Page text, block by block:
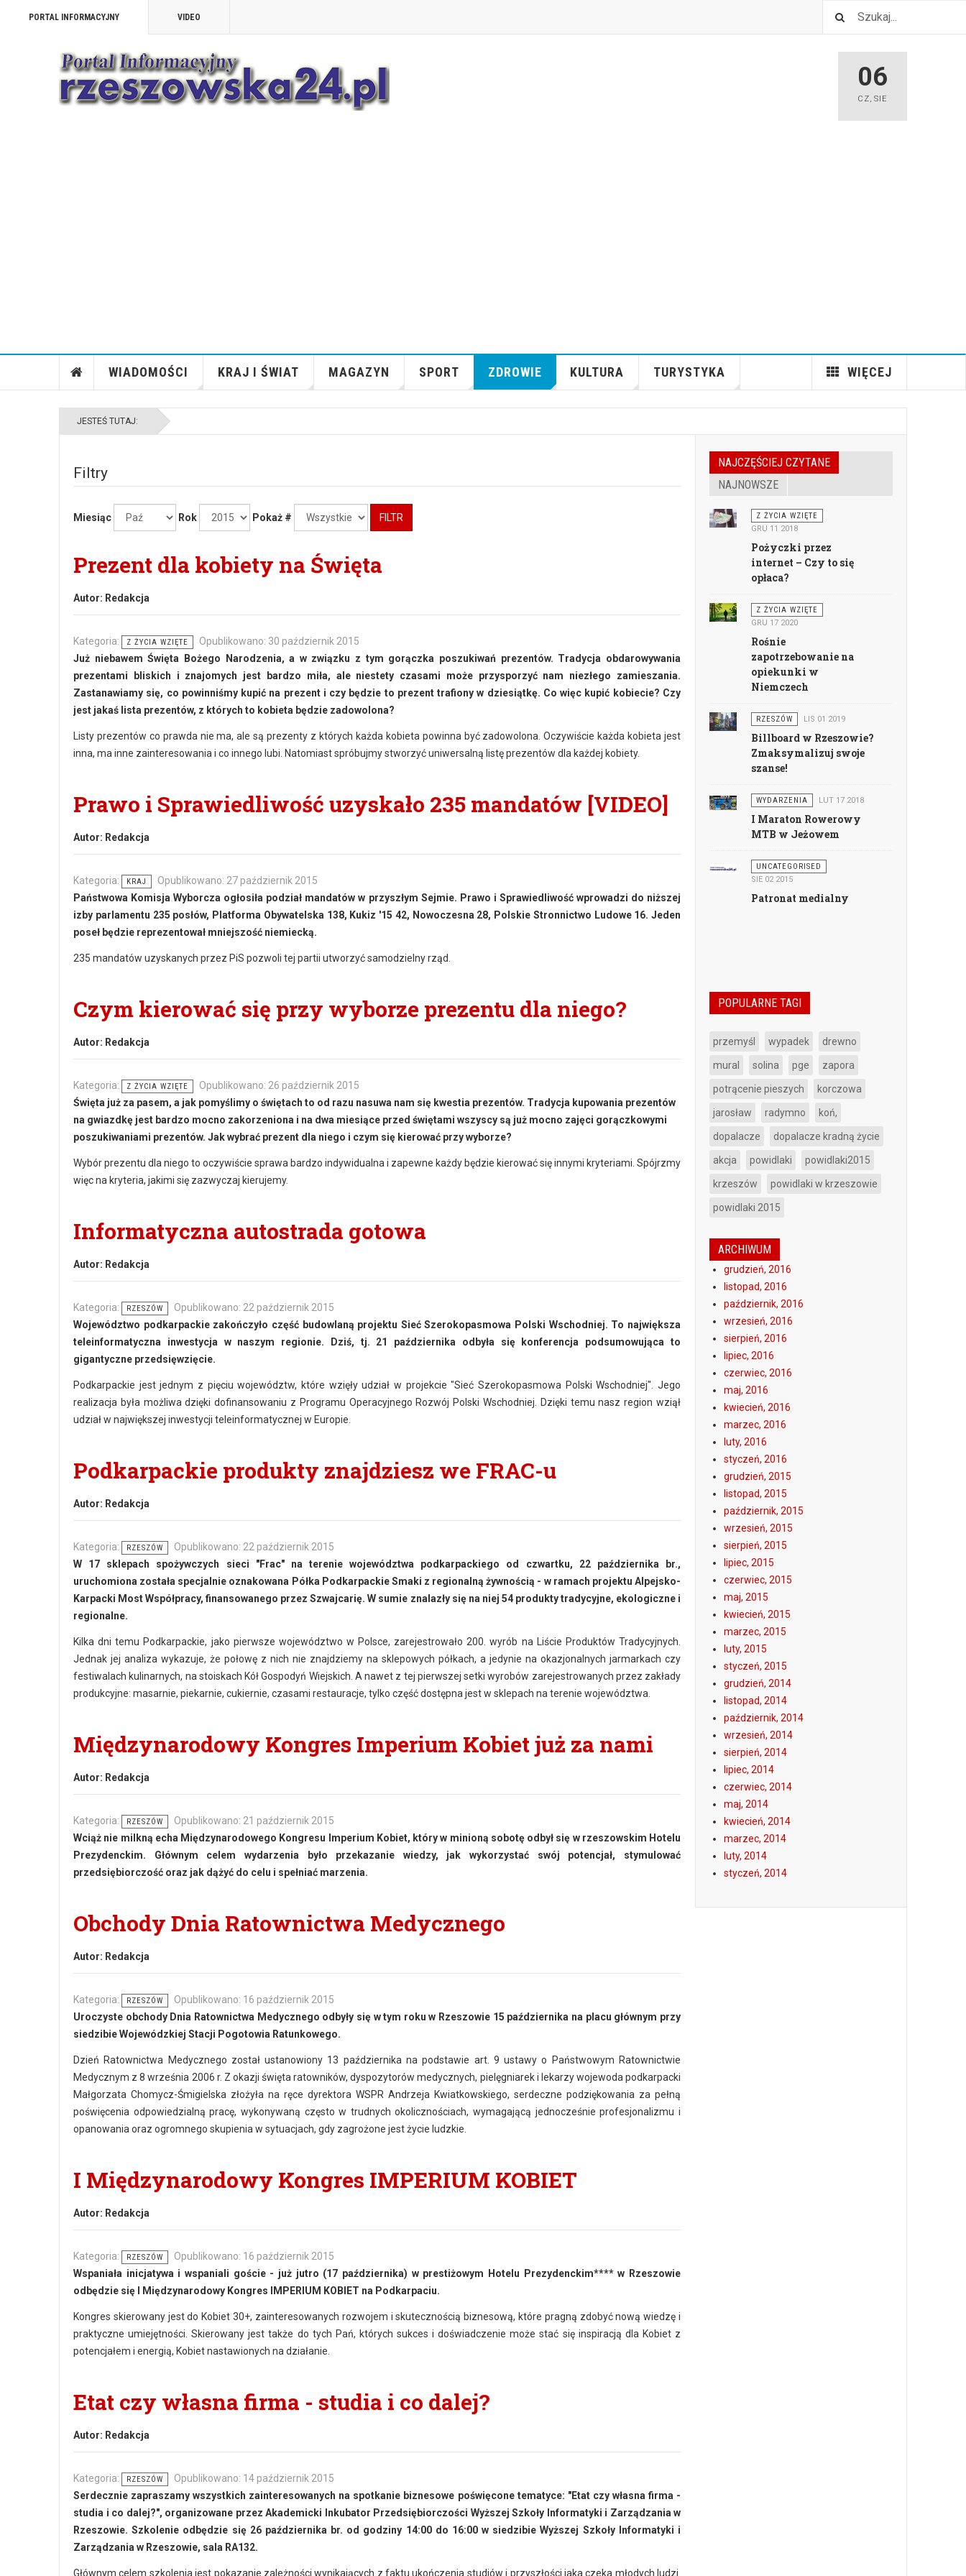
PORTAL INFORMACYJNY VIDEO
06
CZ,SIE
WIADOMOŚCI KRAJ I ŚWIAT MAGAZYN SPORT ZDROWIE KULTURA TURYSTYKA WIĘCEJ
JESTEŚ TUTAJ:
Filtry
Miesiąc Rok Pokaż # FILTR
Prezent dla kobiety na Święta
Autor: Redakcja
Kategoria: Z ŻYCIA WZIĘTE
Opublikowano: 30 październik 2015
Już niebawem Święta Bożego Narodzenia, a w związku z tym gorączka poszukiwań prezentów. Tradycja obdarowywania
prezentami bliskich i znajomych jest bardzo miła, ale niestety czasami może przysporzyć nam niezłego zamieszania.
Zastanawiamy się, co powinniśmy kupić na prezent i czy będzie to prezent trafiony w dziesiątkę. Co więc kupić kobiecie? Czy
jest jakaś lista prezentów, z których to kobieta będzie zadowolona?
Listy prezentów co prawda nie ma, ale są prezenty z których każda kobieta powinna być zadowolona. Oczywiście każda kobieta jest
inna, ma inne zainteresowania i co innego lubi. Natomiast spróbujmy stworzyć uniwersalną listę prezentów dla każdej kobiety.
Prawo i Sprawiedliwość uzyskało 235 mandatów [VIDEO]
Autor: Redakcja
Kategoria: KRAJ
Opublikowano: 27 październik 2015
Państwowa Komisja Wyborcza ogłosiła podział mandatów w przyszłym Sejmie. Prawo i Sprawiedliwość wprowadzi do niższej
izby parlamentu 235 posłów, Platforma Obywatelska 138, Kukiz '15 42, Nowoczesna 28, Polskie Stronnictwo Ludowe 16. Jeden
poseł będzie reprezentował mniejszość niemiecką.
235 mandatów uzyskanych przez PiS pozwoli tej partii utworzyć samodzielny rząd.
Czym kierować się przy wyborze prezentu dla niego?
Autor: Redakcja
Kategoria: Z ŻYCIA WZIĘTE
Opublikowano: 26 październik 2015
Święta już za pasem, a jak pomyślimy o świętach to od razu nasuwa nam się kwestia prezentów. Tradycja kupowania prezentów
na gwiazdkę jest bardzo mocno zakorzeniona i na dwa miesiące przed świętami wszyscy są już mocno zajęci gorączkowymi
poszukiwaniami prezentów. Jak wybrać prezent dla niego i czym się kierować przy wyborze?
Wybór prezentu dla niego to oczywiście sprawa bardzo indywidualna i zapewne każdy będzie kierować się innymi kryteriami. Spójrzmy
więc na kryteria, jakimi się zazwyczaj kierujemy.
Informatyczna autostrada gotowa
Autor: Redakcja
Kategoria: RZESZÓW
Opublikowano: 22 październik 2015
Województwo podkarpackie zakończyło część budowlaną projektu Sieć Szerokopasmowa Polski Wschodniej. To największa
teleinformatyczna inwestycja w naszym regionie. Dziś, tj. 21 października odbyła się konferencja podsumowująca to
gigantyczne przedsięwzięcie.
Podkarpackie jest jednym z pięciu województw, które wzięły udział w projekcie "Sieć Szerokopasmowa Polski Wschodniej". Jego
realizacja była możliwa dzięki dofinansowaniu z Programu Operacyjnego Rozwój Polski Wschodniej. Dzięki temu nasz region wziął
udział w największej inwestycji teleinformatycznej w Europie.
Podkarpackie produkty znajdziesz we FRAC-u
Autor: Redakcja
Kategoria: RZESZÓW
Opublikowano: 22 październik 2015
W 17 sklepach spożywczych sieci "Frac" na terenie województwa podkarpackiego od czwartku, 22 października br.,
uruchomiona została specjalnie oznakowana Półka Podkarpackie Smaki z regionalną żywnością - w ramach projektu Alpejsko-
Karpacki Most Współpracy, finansowanego przez Szwajcarię. W sumie znalazły się na niej 54 produkty tradycyjne, ekologiczne i
regionalne.
Kilka dni temu Podkarpackie, jako pierwsze województwo w Polsce, zarejestrowało 200. wyrób na Liście Produktów Tradycyjnych.
Jednak jej analiza wykazuje, że połowę z nich nie znajdziemy na sklepowych półkach, a jedynie na okazjonalnych jarmarkach czy
festiwalach kulinarnych, na stoiskach Kół Gospodyń Wiejskich. A nawet z tej pierwszej setki wyrobów zarejestrowanych przez zakłady
produkcyjne: masarnie, piekarnie, cukiernie, czasami restauracje, tylko część dostępna jest w sklepach na terenie województwa.
Międzynarodowy Kongres Imperium Kobiet już za nami
Autor: Redakcja
Kategoria: RZESZÓW
Opublikowano: 21 październik 2015
Wciąż nie milkną echa Międzynarodowego Kongresu Imperium Kobiet, który w minioną sobotę odbył się w rzeszowskim Hotelu
Prezydenckim. Głównym celem wydarzenia było przekazanie wiedzy, jak wykorzystać swój potencjał, stymulować
przedsiębiorczość oraz jak dążyć do celu i spełniać marzenia.
Obchody Dnia Ratownictwa Medycznego
Autor: Redakcja
Kategoria: RZESZÓW
Opublikowano: 16 październik 2015
Uroczyste obchody Dnia Ratownictwa Medycznego odbyły się w tym roku w Rzeszowie 15 października na placu głównym przy
siedzibie Wojewódzkiej Stacji Pogotowia Ratunkowego.
Dzień Ratownictwa Medycznego został ustanowiony 13 października na podstawie art. 9 ustawy o Państwowym Ratownictwie
Medycznym z 8 września 2006 r. Z okazji święta ratowników, dyspozytorów medycznych, pielęgniarek i lekarzy wojewoda podkarpacki
Małgorzata Chomycz-Śmigielska złożyła na ręce dyrektora WSPR Andrzeja Kwiatkowskiego, serdeczne podziękowania za pełną
poświęcenia odpowiedzialną pracę, wykonywaną często w trudnych okolicznościach, wymagającą jednocześnie profesjonalizmu i
opanowania oraz ogromnego skupienia w sytuacjach, gdy zagrożone jest życie ludzkie.
I Międzynarodowy Kongres IMPERIUM KOBIET
Autor: Redakcja
Kategoria: RZESZÓW
Opublikowano: 16 październik 2015
Wspaniała inicjatywa i wspaniali goście - już jutro (17 października) w prestiżowym Hotelu Prezydenckim****w Rzeszowie
odbędzie się I Międzynarodowy Kongres IMPERIUM KOBIET na Podkarpaciu.
Kongres skierowany jest do Kobiet 30+, zainteresowanych rozwojem i skutecznością biznesową, które pragną zdobyć nową wiedzę i
praktyczne umiejętności. Skierowany jest także do tych Pań, których sukces i doświadczenie może stać się inspiracją dla Kobiet z
potencjałem i energią, Kobiet nastawionych na działanie.
Etat czy własna firma - studia i co dalej?
Autor: Redakcja
Kategoria: RZESZÓW
Opublikowano: 14 październik 2015
Serdecznie zapraszamy wszystkich zainteresowanych na spotkanie biznesowe poświęcone tematyce: "Etat czy własna firma -
studia i co dalej?", organizowane przez Akademicki Inkubator Przedsiębiorczości Wyższej Szkoły Informatyki i Zarządzania w
Rzeszowie. Szkolenie odbędzie się 26 października br. od godziny 14:00 do 16:00 w siedzibie Wyższej Szkoły Informatyki i
Zarządzania w Rzeszowie, sala RA132.
Głównym celem szkolenia jest pokazanie zależności wynikających z faktu ukończenia studiów i przyszłości jaka czeka młodych ludzi.
NAJCZĘŚCIEJ CZYTANE
NAJNOWSZE
Z ŻYCIA WZIĘTE
GRU 11 2018
Pożyczki przez
internet – Czy to się
opłaca?
Z ŻYCIA WZIĘTE
GRU 17 2020
Rośnie
zapotrzebowanie na
opiekunki w
Niemczech
RZESZÓW LIS 01 2019
Billboard w Rzeszowie?
Zmaksymalizuj swoje
szanse!
WYDARZENIA LUT 17 2018
I Maraton Rowerowy
MTB w Jeżowem
UNCATEGORISED
SIE 02 2015
Patronat medialny
POPULARNE TAGI
przemyśl wypadek drewno
mural solina pge zapora
potrącenie pieszych korczowa
jarosław radymno koń,
dopalacze dopalacze kradną życie
akcja powidlaki powidlaki2015
krzeszów powidlaki w krzeszowie
powidlaki 2015
ARCHIWUM
grudzień, 2016
listopad, 2016
październik, 2016
wrzesień, 2016
sierpień, 2016
lipiec, 2016
czerwiec, 2016
maj, 2016
kwiecień, 2016
marzec, 2016
luty, 2016
styczeń, 2016
grudzień, 2015
listopad, 2015
październik, 2015
wrzesień, 2015
sierpień, 2015
lipiec, 2015
czerwiec, 2015
maj, 2015
kwiecień, 2015
marzec, 2015
luty, 2015
styczeń, 2015
grudzień, 2014
listopad, 2014
październik, 2014
wrzesień, 2014
sierpień, 2014
lipiec, 2014
czerwiec, 2014
maj, 2014
kwiecień, 2014
marzec, 2014
luty, 2014
styczeń, 2014